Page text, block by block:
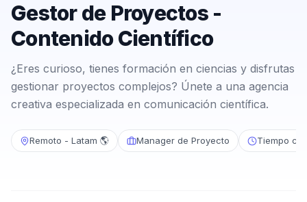
Gestor de Proyectos -
Contenido Científico
¿Eres curioso, tienes formación en ciencias y disfrutas
gestionar proyectos complejos? Únete a una agencia
creativa especializada en comunicación científica.
Remoto - Latam 🌎 Manager de Proyecto Tiempo